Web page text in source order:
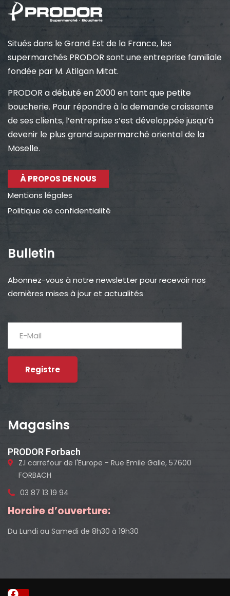
Situés dans le Grand Est de la France, les
supermarchés PRODOR sont une entreprise familiale
fondée par M. Atilgan Mitat.
PRODOR a débuté en 2000 en tant que petite
boucherie. Pour répondre à la demande croissante
de ses clients, l’entreprise s’est développée jusqu’à
devenir le plus grand supermarché oriental de la
Moselle.
À PROPOS DE NOUS
Mentions légales
Politique de confidentialité
Bulletin
Abonnez-vous à notre newsletter pour recevoir nos
dernières mises à jour et actualités
Magasins
PRODOR Forbach
Z.I carrefour de l'Europe - Rue Emile Galle, 57600
FORBACH
03 87 13 19 94
Horaire d’ouverture:
Du Lundi au Samedi de 8h30 à 19h30